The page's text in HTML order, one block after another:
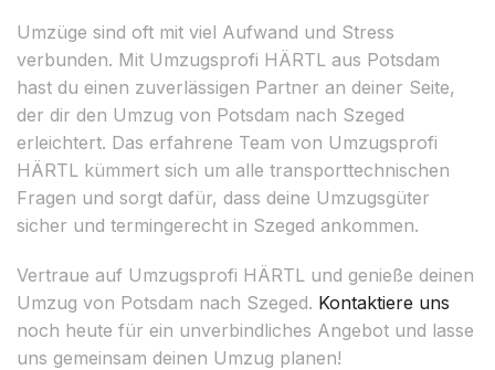
Umzüge sind oft mit viel Aufwand und Stress
verbunden. Mit Umzugsprofi HÄRTL aus Potsdam
hast du einen zuverlässigen Partner an deiner Seite,
der dir den Umzug von Potsdam nach Szeged
erleichtert. Das erfahrene Team von Umzugsprofi
HÄRTL kümmert sich um alle transporttechnischen
Fragen und sorgt dafür, dass deine Umzugsgüter
sicher und termingerecht in Szeged ankommen.
Vertraue auf Umzugsprofi HÄRTL und genieße deinen
Umzug von Potsdam nach Szeged. Kontaktiere uns
noch heute für ein unverbindliches Angebot und lasse
uns gemeinsam deinen Umzug planen!